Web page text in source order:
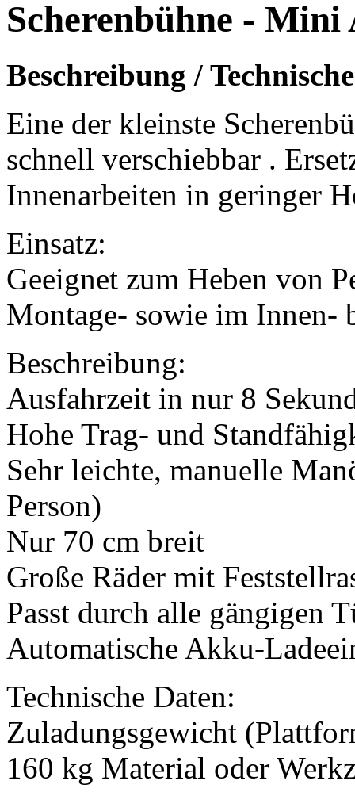
Scherenbühne - Mini
Beschreibung /
Eine der kleinste
schnell verschiebbar .
Innenarbeiten in geringer
Einsatz:
Geeignet zum Heben von
Montage- sowie im Innen-
Beschreibung:
Ausfahrzeit in nur 8
Hohe Trag- und
Sehr leichte, manuelle
Person)
Nur 70 cm breit
Große Räder mit
Passt durch alle gängigen
Automatische Akku-
Technische Daten:
Zuladungsgewicht
160 kg Material oder